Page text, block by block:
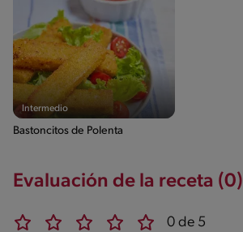
Intermedio
Bastoncitos de Polenta
Evaluación de la receta (0)
0 de 5